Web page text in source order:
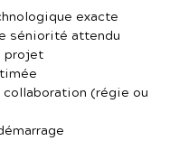
exacte
séniorité attendu
projet
collaboration (régie ou